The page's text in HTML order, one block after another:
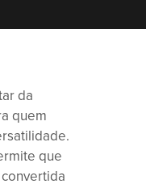
da
quem
que